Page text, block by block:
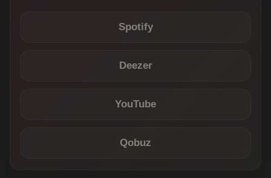
Spotify
Deezer
YouTube
Qobuz